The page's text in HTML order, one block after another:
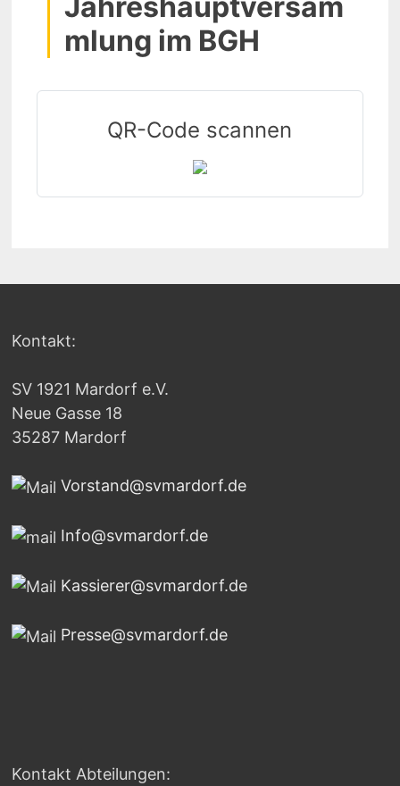
Jahreshauptversam
mlung im BGH
QR-Code scannen
Kontakt:
SV 1921 Mardorf e.V.
Neue Gasse 18
35287 Mardorf
Vorstand@svmardorf.de
Info@svmardorf.de
Kassierer@svmardorf.de
Presse@svmardorf.de
Kontakt Abteilungen: